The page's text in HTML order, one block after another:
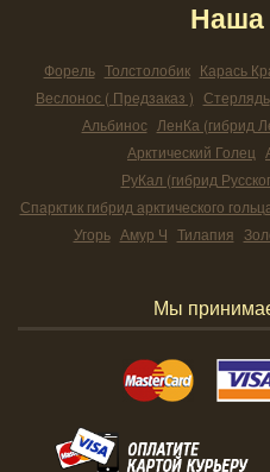
Форель Толстолобик Карась
Веслонос ( Предзаказ ) Стерлядь
Альбинос ЛенКа (гибрид
Арктический Голец
РуКал (гибрид
Спарктик гибрид арктического
Угорь Амур Ч Тилапия
Мы